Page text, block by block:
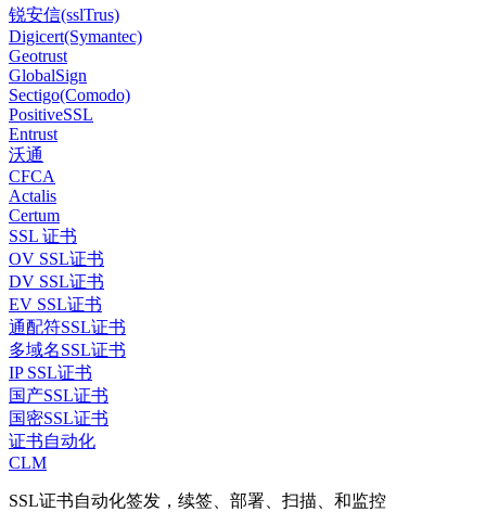
锐安信(sslTrus)
Digicert(Symantec)
Geotrust
GlobalSign
Sectigo(Comodo)
PositiveSSL
Entrust
沃通
CFCA
Actalis
Certum
SSL 证书
OV SSL证书
DV SSL证书
EV SSL证书
通配符SSL证书
多域名SSL证书
IP SSL证书
国产SSL证书
国密SSL证书
证书自动化
CLM
SSL证书自动化签发，续签、部署、扫描、和监控